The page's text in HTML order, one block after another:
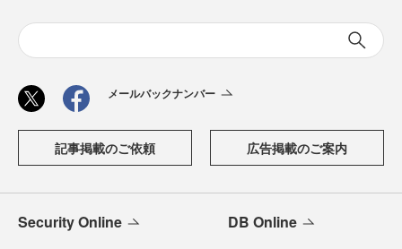
メールバックナンバー
記事掲載のご依頼 広告掲載のご案内
Security Online DB Online